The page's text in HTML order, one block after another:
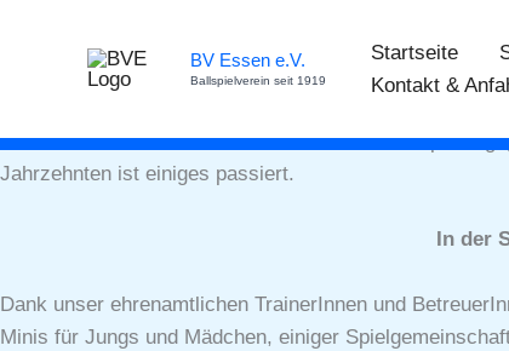
BV Essen e.V.
Ballspielverein seit 1919
Startseite
Kontakt &
Die erste Fußballmannschaft unseres Vereins spielte
Jahrzehnten ist einiges passiert.
In der
Dank unser ehrenamtlichen TrainerInnen und
Minis für Jungs und Mädchen, einiger